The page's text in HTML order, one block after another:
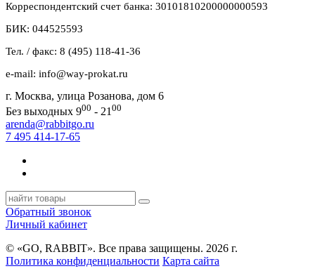
Корреспондентский счет банка: 30101810200000000593
БИК: 044525593
Тел. / факс: 8 (495) 118-41-36
e-mail: info@way-prokat.ru
г. Москва, улица Розанова, дом 6
Без выходных 900 - 21 00
arenda@rabbitgo.ru
7 495 414-17-65
Обратный звонок
Личный кабинет
© «GO, RAВBIT». Все права защищены. 2026 г.
Политика конфиденциальности Карта сайта